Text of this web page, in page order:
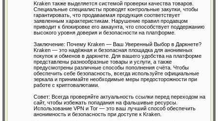
Kraken также выделяется системой проверки качества товаров.
Специальные специалисты проводят контрольные закупки, чтобы
гарантировать, что продаваемая продукция соответствует
заявленным характеристикам. Нарушение правил продавцом
приводит к блокировке его аккаунта, что способствует поддержанию
высокого уровня доверия и безопасности на платформе.
Заключение: Почему Kraken — Ваш Уверенный Выбор в Даркнете?
Kraken — это надёжная и безопасная площадка для анонимных
покупок и обменов в даркнете. Для вашего удобства на платформе
представлены разнообразные товары и услуги, а также
предусмотрены различные способы пополнения счёта. Чтобы
обеспечить себе безопасность, всегда используйте официальные
зеркала и принимайте необходимые меры предосторожности при
работе с криптовалютами.
Совет: Всегда проверяйте актуальность ссылки перед переходом на
сайт, чтобы избежать попадания на фальшивые ресурсы.
Использование VPN и Tor — это ваш лучший способ обеспечить
анонимность и безопасность при доступе к Kraken.